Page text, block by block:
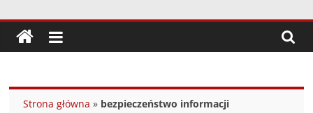
Strona główna » bezpieczeństwo informacji